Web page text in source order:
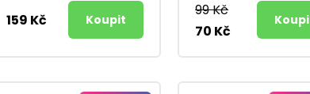
159 Kč
99 Kč
70 Kč